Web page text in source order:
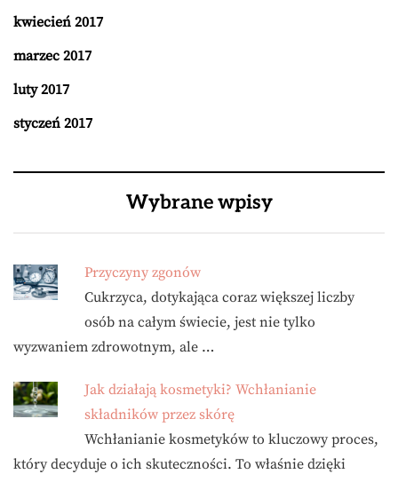
kwiecień 2017
marzec 2017
luty 2017
styczeń 2017
Wybrane wpisy
Przyczyny zgonów
Cukrzyca, dotykająca coraz większej liczby
osób na całym świecie, jest nie tylko
wyzwaniem zdrowotnym, ale …
Jak działają kosmetyki? Wchłanianie
składników przez skórę
Wchłanianie kosmetyków to kluczowy proces,
który decyduje o ich skuteczności. To właśnie dzięki